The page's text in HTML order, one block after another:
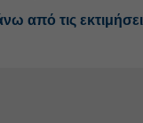
από τις